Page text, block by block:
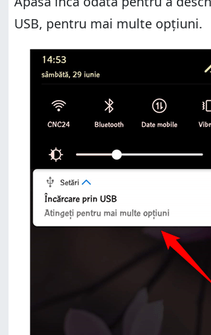
USB, pentru mai multe opțiuni.